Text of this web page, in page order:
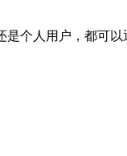
个人用户，都可